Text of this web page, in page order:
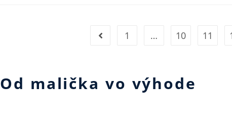
1 … 10 11
Od malička vo výhode